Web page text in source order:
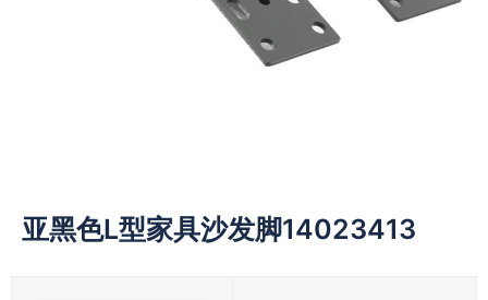
亚黑色L型家具沙发脚14023413